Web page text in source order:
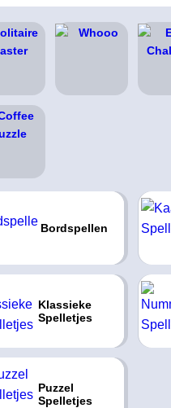
Bordspellen
Klassieke
Spelletjes
Puzzel
Spelletjes